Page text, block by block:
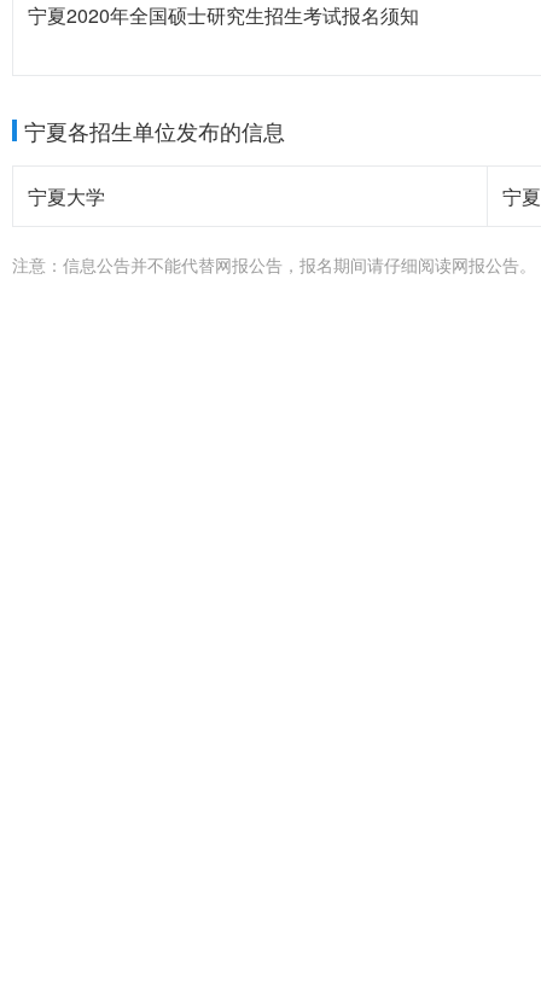
宁夏2020年全国硕士研究生招生考试报名须知
宁夏各招生单位发布的信息
宁夏大学 宁
注意：信息公告并不能代替网报公告，报名期间请仔细阅读网报公告。